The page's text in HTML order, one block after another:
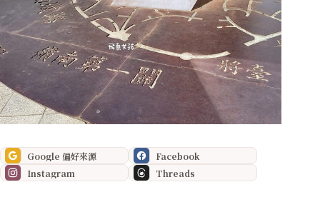
Google 偏好來源
Facebook
Instagram
Threads